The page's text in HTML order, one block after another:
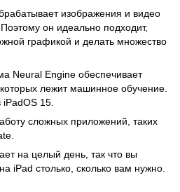
изображения и видео
он идеально подходит,
графикой и делать множество
Neural Engine обеспечивает
лежит машинное обучение.
15.
сложных приложений, таких
на целый день, так что вы
iPad столько, сколько вам нужно.